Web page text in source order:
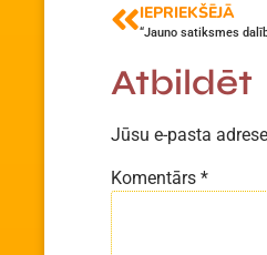
IEPRIEKŠĒJĀ
“Jauno satiksmes
Atbildēt
Jūsu e-pasta
Komentārs *